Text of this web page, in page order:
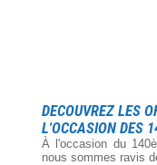
DECOUVREZ LES
L'OCCASION DES
À l'occasion du
nous sommes ravis